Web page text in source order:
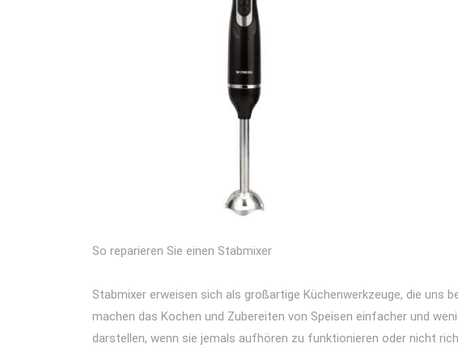
So reparieren Sie einen Stabmixer
Stabmixer erweisen sich als großartige Küchenwerkzeuge, die uns
machen das Kochen und Zubereiten von Speisen einfacher und
darstellen, wenn sie jemals aufhören zu funktionieren oder nicht